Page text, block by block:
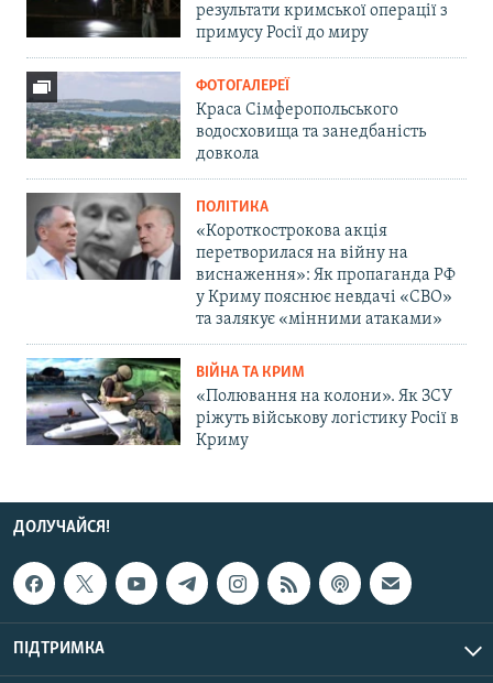
результати кримської операції з
примусу Росії до миру
ФОТОГАЛЕРЕЇ
Краса Сімферопольського
водосховища та занедбаність
довкола
ПОЛІТИКА
«Короткострокова акція
перетворилася на війну на
виснаження»: Як пропаганда РФ
у Криму пояснює невдачі «СВО»
та залякує «мінними атаками»
ВІЙНА ТА КРИМ
«Полювання на колони». Як ЗСУ
ріжуть військову логістику Росії в
Криму
ДОЛУЧАЙСЯ!
ПІДТРИМКА